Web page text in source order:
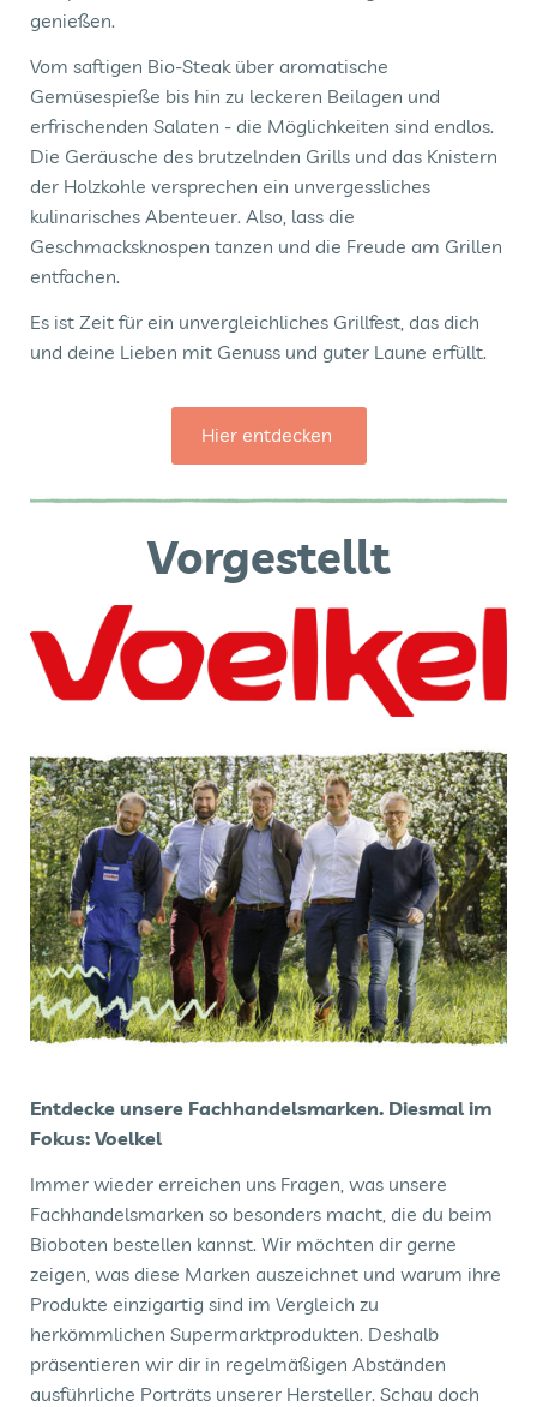
genießen.
Vom saftigen Bio-Steak über aromatische
Gemüsespieße bis hin zu leckeren Beilagen und
erfrischenden Salaten - die Möglichkeiten sind endlos.
Die Geräusche des brutzelnden Grills und das Knistern
der Holzkohle versprechen ein unvergessliches
kulinarisches Abenteuer. Also, lass die
Geschmacksknospen tanzen und die Freude am Grillen
entfachen.
Es ist Zeit für ein unvergleichliches Grillfest, das dich
und deine Lieben mit Genuss und guter Laune erfüllt.
Hier entdecken
Vorgestellt
Entdecke unsere Fachhandelsmarken. Diesmal im
Fokus: Voelkel
Immer wieder erreichen uns Fragen, was unsere
Fachhandelsmarken so besonders macht, die du beim
Bioboten bestellen kannst. Wir möchten dir gerne
zeigen, was diese Marken auszeichnet und warum ihre
Produkte einzigartig sind im Vergleich zu
herkömmlichen Supermarktprodukten. Deshalb
präsentieren wir dir in regelmäßigen Abständen
ausführliche Porträts unserer Hersteller. Schau doch